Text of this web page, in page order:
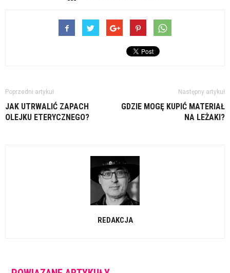
Poprzedni artykuł
JAK UTRWALIĆ ZAPACH
OLEJKU ETERYCZNEGO?
Następny artykuł
GDZIE MOGĘ KUPIĆ MATERIAŁ
NA LEŻAKI?
REDAKCJA